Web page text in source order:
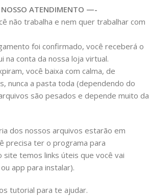
ATENDIMENTO —-
não trabalha e nem quer trabalhar com
foi confirmado, você receberá o
na conta da nossa loja virtual.
você baixa com calma, de
nunca a pasta toda (dependendo do
são pesados e depende muito da
dos nossos arquivos estarão em
precisa ter o programa para
site temos links úteis que você vai
app para instalar).
tutorial para te ajudar.